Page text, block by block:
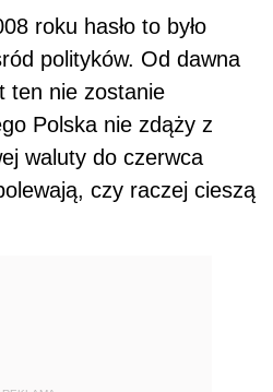
roku hasło to było
polityków. Od dawna
ten nie zostanie
Polska nie zdąży z
waluty do czerwca
czy raczej cieszą